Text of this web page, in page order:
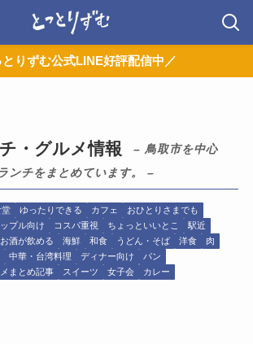
とりずむ公式LINE好評配信中／
・グルメ情報
– 鳥取市を中心
ンチをまとめています。 –
堂 ゆったりできる カフェ
おひとりさまでも
プル向け コスパ重視 ちょっといいとこ
駅近
お酒が飲める 海鮮 和食 うどん・そば 洋食
肉
中華・台湾料理 ディナー向け
パン
まとめ記事 スイーツ 女子会
カレー